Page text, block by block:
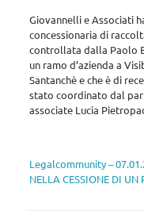
Giovannelli e Associati
concessionaria di
controllata dalla Paolo
un ramo d’azienda a
Santanchè e che è di
stato coordinato dal
associate Lucia
Legalcommunity –
NELLA CESSIONE DI